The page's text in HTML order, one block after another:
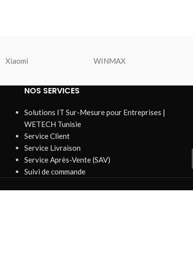
Xiaomi WINMAX
NOS SERVICES
Solutions IT Sur-Mesure pour Entreprises |
WETECH Tunisie
Service Client
Service Livraison
Service Après-Vente (SAV)
Suivi de commande